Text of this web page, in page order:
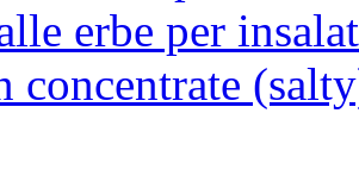
erbe per
concentrate